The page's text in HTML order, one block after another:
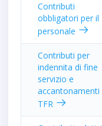
Contributi
obbligatori per il
personale
Contributi per
indennita di fine
servizio e
accantonamenti
TFR